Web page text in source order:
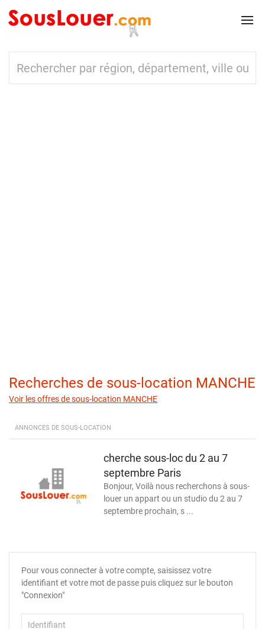
Recherches de sous-location MANCHE
Voir les offres de sous-location MANCHE
ANNONCES DE SOUS-LOCATION
cherche sous-loc du 2 au 7
septembre Paris
Bonjour, Voilà nous recherchons à sous-
louer un appart ou un studio du 2 au 7
septembre prochain, s ...
Pour vous connecter à votre compte, saisissez votre
identifiant et votre mot de passe puis cliquez sur le bouton
"Connexion"